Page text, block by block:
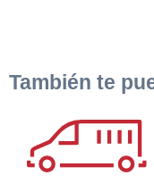
También te